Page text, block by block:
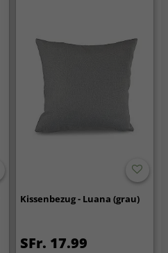
Kissenbezug - Luana (grau)
SFr. 17.99